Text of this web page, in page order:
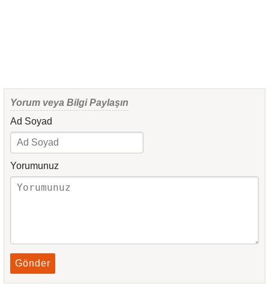
Yorum veya Bilgi Paylaşın
Ad Soyad
Yorumunuz
Gönder